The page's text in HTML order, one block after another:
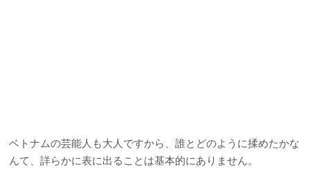
ベトナムの芸能人も大人ですから、誰とどのように揉めたかな
んて、詳らかに表に出ることは基本的にありません。